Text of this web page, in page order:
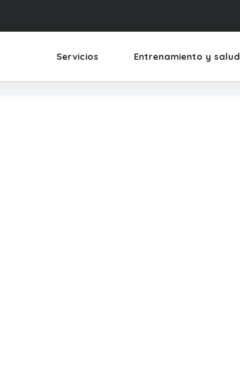
Servicios Entrenamiento y salud